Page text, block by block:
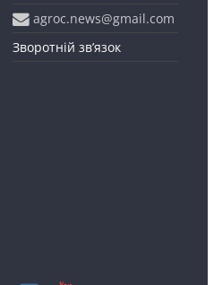
agroc.news@gmail.com
Зворотній зв’язок